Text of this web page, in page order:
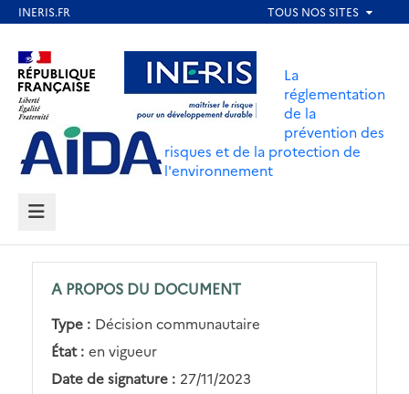
contenu
principal
Aller au contenu Aller au menu
Aller au pied de page
La
réglementation
de la
prévention des
risques et de la protection de
l'environnement
MENU
A PROPOS DU DOCUMENT
Type : Décision communautaire
État : en vigueur
Date de signature : 27/11/2023